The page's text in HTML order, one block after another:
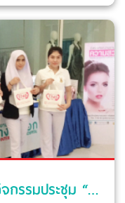
BPK9 Family ส่งเสริมสุขภาพกิจกรรมประชุม “ศุภาลัย พรีม่า ริวา”